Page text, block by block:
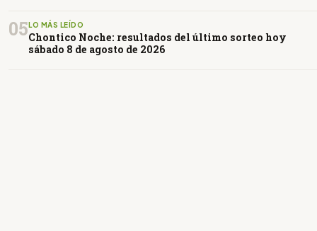
05LO MÁS LEÍDO
Chontico Noche: resultados del último sorteo hoy
sábado 8 de agosto de 2026